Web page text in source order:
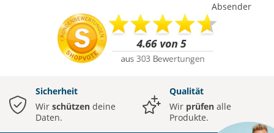
Absender
Sicherheit
Wir schützen deine
Daten.
Qualität
Wir prüfen alle
Produkte.